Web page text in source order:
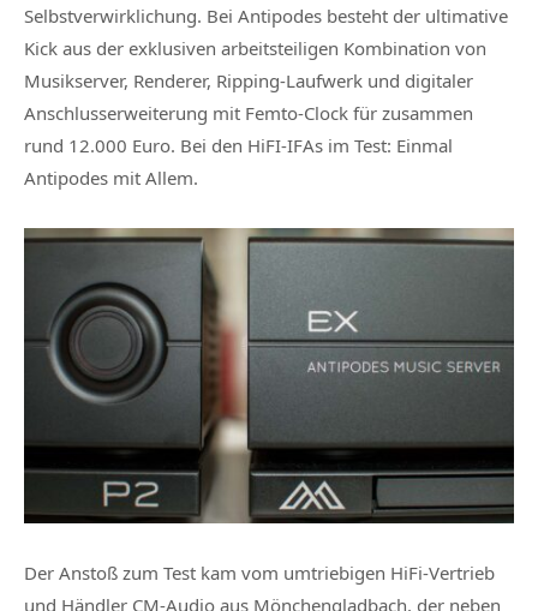
Selbstverwirklichung. Bei Antipodes besteht der ultimative
Kick aus der exklusiven arbeitsteiligen Kombination von
Musikserver, Renderer, Ripping-Laufwerk und digitaler
Anschlusserweiterung mit Femto-Clock für zusammen
rund 12.000 Euro. Bei den HiFI-IFAs im Test: Einmal
Antipodes mit Allem.
Der Anstoß zum Test kam vom umtriebigen HiFi-Vertrieb
und Händler CM-Audio aus Mönchengladbach, der neben